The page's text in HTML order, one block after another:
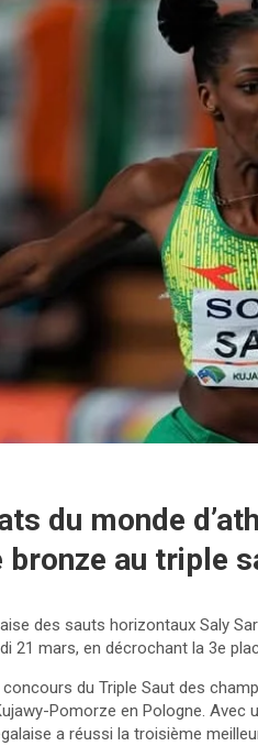
du monde
bronze au triple
des sauts horizontaux Saly
21 mars, en décrochant la 3e
du Triple Saut des
Pomorze en Pologne. Avec
a réussi la troisième